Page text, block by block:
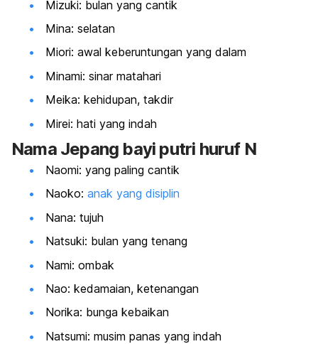
Mizuki: bulan yang cantik
Mina: selatan
Miori: awal keberuntungan yang dalam
Minami: sinar matahari
Meika: kehidupan, takdir
Mirei: hati yang indah
Nama Jepang bayi putri huruf N
Naomi: yang paling cantik
Naoko: anak yang disiplin
Nana: tujuh
Natsuki: bulan yang tenang
Nami: ombak
Nao: kedamaian, ketenangan
Norika: bunga kebaikan
Natsumi: musim panas yang indah